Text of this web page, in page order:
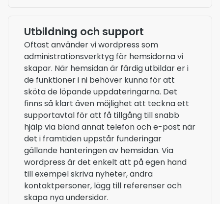
Utbildning och support
Oftast använder vi wordpress som
administrationsverktyg för hemsidorna vi
skapar. När hemsidan är färdig utbildar er i
de funktioner i ni behöver kunna för att
sköta de löpande uppdateringarna. Det
finns så klart även möjlighet att teckna ett
supportavtal för att få tillgång till snabb
hjälp via bland annat telefon och e-post när
det i framtiden uppstår funderingar
gällande hanteringen av hemsidan. Via
wordpress är det enkelt att på egen hand
till exempel skriva nyheter, ändra
kontaktpersoner, lägg till referenser och
skapa nya undersidor.